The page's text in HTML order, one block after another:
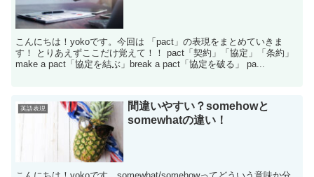
こんにちは！yokoです。今回は 「pact」の表現をまとめていきま
す！ とりあえずここだけ覚えて！！ pact「契約」「協定」「条約」
make a pact「協定を結ぶ」break a pact「協定を破る」 pa...
英語表現
間違いやすい？somehowと
somewhatの違い！
こんにちは！yokoです。somewhat/somehowってどういう意味か分